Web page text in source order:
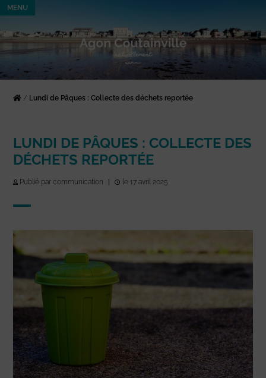
MENU
/ Lundi de Pâques : Collecte des déchets reportée
LUNDI DE PÂQUES : COLLECTE DES
DÉCHETS REPORTÉE
Publié par communication le 17 avril 2025